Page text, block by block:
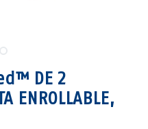
DE 2
ENROLLABLE,